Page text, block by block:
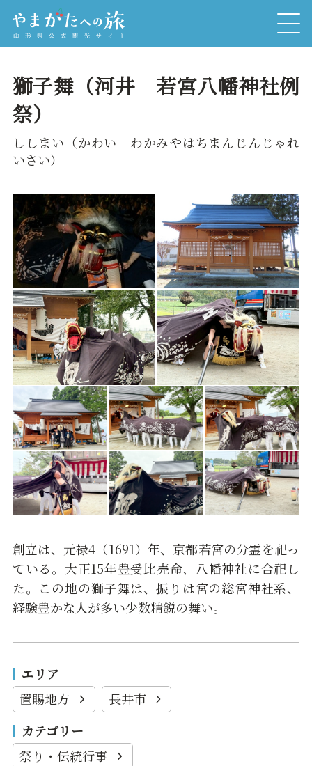
獅子舞（河井 若宮八幡神社例
祭）
ししまい（かわい わかみやはちまんじんじゃれ
いさい）
創立は、元禄4（1691）年、京都若宮の分霊を祀っ
ている。大正15年豊受比売命、八幡神社に合祀し
た。この地の獅子舞は、振りは宮の総宮神社系、
経験豊かな人が多い少数精鋭の舞い。
エリア
置賜地方
長井市
カテゴリー
祭り・伝統行事